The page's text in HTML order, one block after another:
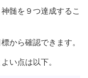
髄を９つ達成するこ
から確認できます。
い点は以下。